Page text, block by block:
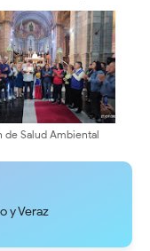
de Salud Ambiental
con profunda fe y
y Veraz